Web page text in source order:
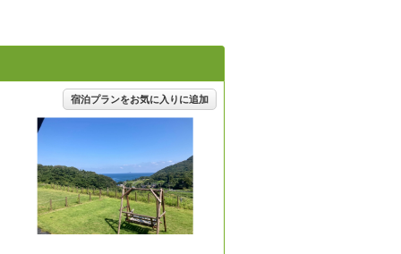
宿泊プランをお気に入りに追加